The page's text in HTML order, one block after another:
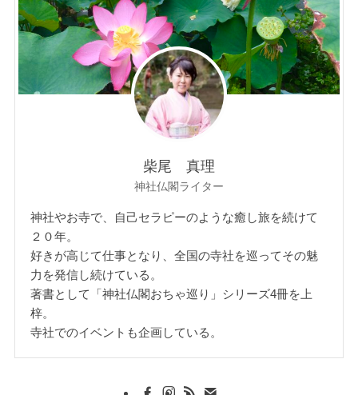
柴尾 真理
神社仏閣ライター
神社やお寺で、自己セラピーのような癒し旅を続けて
２０年。
好きが高じて仕事となり、全国の寺社を巡ってその魅
力を発信し続けている。
著書として「神社仏閣おちゃ巡り」シリーズ4冊を上
梓。
寺社でのイベントも企画している。